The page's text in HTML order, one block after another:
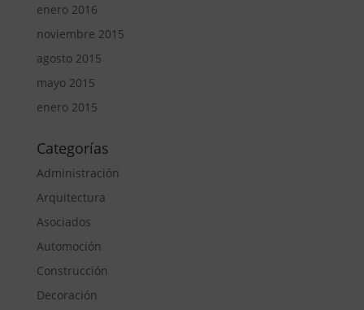
enero 2016
noviembre 2015
agosto 2015
mayo 2015
enero 2015
Categorías
Administración
Arquitectura
Asociados
Automoción
Construcción
Decoración